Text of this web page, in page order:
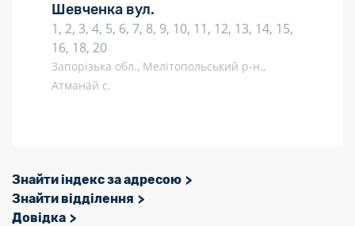
Шевченка вул.
1, 2, 3, 4, 5, 6, 7, 8, 9, 10, 11, 12, 13, 14, 15,
16, 18, 20
Запорізька обл., Мелітопольський р-н.,
Атманай с.
Знайти індекс за адресою
Знайти відділення
Довідка